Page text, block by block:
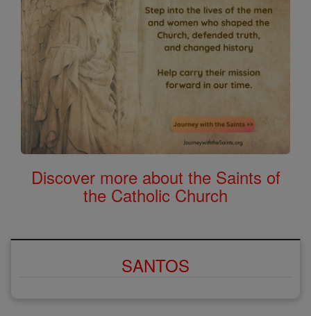
Discover more about the Saints of
the Catholic Church
SANTOS